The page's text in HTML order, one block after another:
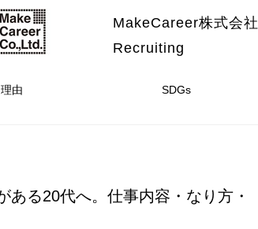
MakeCareer株式会社
Recruiting
由 SDGs
る20代へ。仕事内容・なり方・